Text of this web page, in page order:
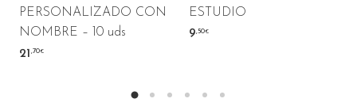
PERSONALIZADO CON
NOMBRE – 10 uds
21 ,70€
ESTUDIO
9,50€